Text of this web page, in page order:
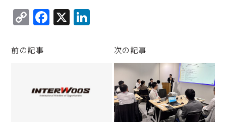
C
o
p
Li
n
F
a
b
o
X
d
I
前の記事 次の記事